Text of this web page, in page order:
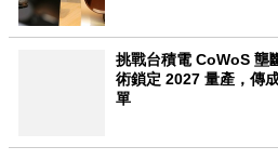
挑戰台積電 CoWoS 壟
術鎖定 2027 量產，傳
單